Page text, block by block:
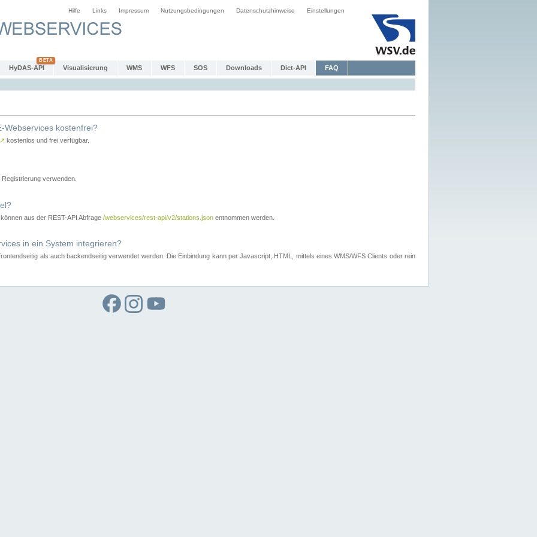
Hilfe Links Impressum Nutzungsbedingungen Datenschutzhinweise Einstellungen
HyDAS-API Visualisierung WMS WFS SOS Downloads Dict-API FAQ
Webservices kostenfrei?
↗ kostenlos und frei verfügbar.
verwenden.
aus der REST-API Abfrage /webservices/rest-api/v2/stations.json entnommen werden.
in ein System integrieren?
als auch backendseitig verwendet werden. Die Einbindung kann per Javascript, HTML, mittels eines WMS/WFS Clients oder rein